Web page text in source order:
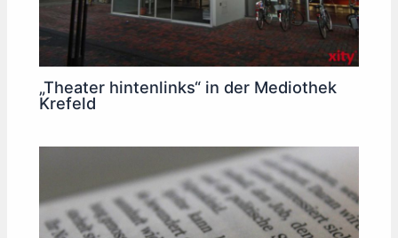
„Theater hintenlinks“ in der Mediothek
Krefeld